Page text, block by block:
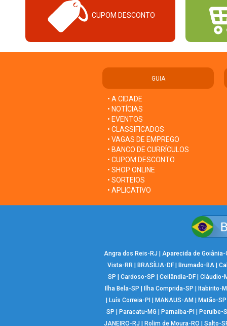
CUPOM DESCONTO
GUIA
• A CIDADE
• NOTÍCIAS
• EVENTOS
• CLASSIFICADOS
• VAGAS DE EMPREGO
• BANCO DE CURRÍCULOS
• CUPOM DESCONTO
• SHOP ONLINE
• SORTEIOS
• APLICATIVO
Angra dos Reis-RJ
Aparecida de Goiânia-
Vista-RR| BRASÍLIA-DF| Brumado-BA|
SP
Cardoso-SP Ceilândia-DF
Cláudio-
Ilha Bela-SP
Ilha Comprida-SP
Itabirito-
Luís Correia-PI MANAUS-AM Matão-SP
SP
Paracatu-MG Parnaíba-PI
Peruíbe-
JANEIRO-RJ
Rolim de Moura-RO Salto-